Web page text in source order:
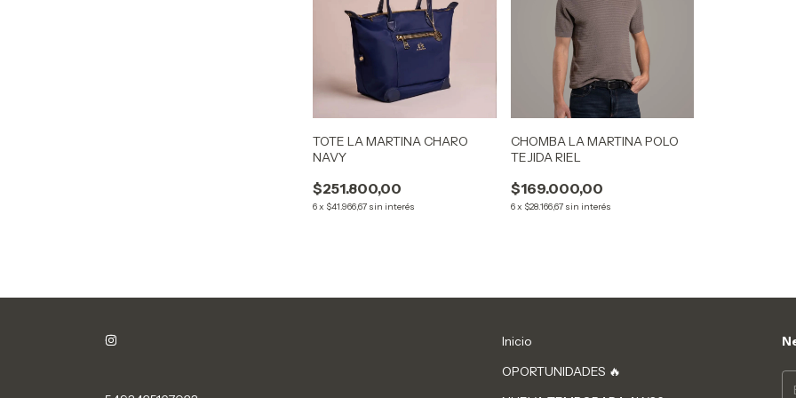
TOTE LA MARTINA CHARO
NAVY
$251.800,00
6x $41.966,67 sin interés
CHOMBA LA MARTINA POLO
TEJIDA RIEL
$169.000,00
6x $28.166,67 sin interés
Inicio
OPORTUNIDADES 🔥